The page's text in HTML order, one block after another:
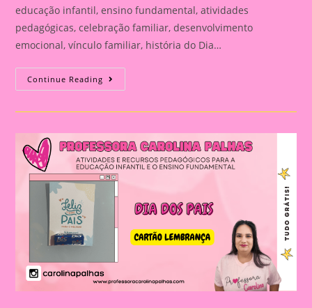
educação infantil, ensino fundamental, atividades
pedagógicas, celebração familiar, desenvolvimento
emocional, vínculo familiar, história do Dia…
Continue Reading Atividade
Para
Dia
Dia
Dos
Pais:
Celebração
E
Na
Educação
Infantil
Fundamental